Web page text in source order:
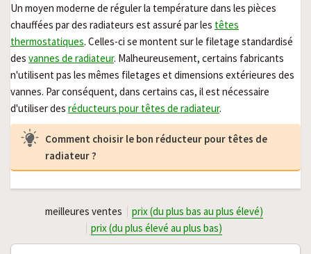
Un moyen moderne de réguler la température dans les pièces
chauffées par des radiateurs est assuré par les têtes
thermostatiques. Celles-ci se montent sur le filetage standardisé
des vannes de radiateur. Malheureusement, certains fabricants
n'utilisent pas les mêmes filetages et dimensions extérieures des
vannes. Par conséquent, dans certains cas, il est nécessaire
d'utiliser des réducteurs pour têtes de radiateur.
Comment choisir le bon réducteur pour têtes de
radiateur ?
meilleures ventes
prix (du plus bas au plus élevé)
prix (du plus élevé au plus bas)